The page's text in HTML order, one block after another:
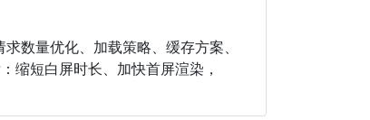
数量优化、加载策略、缓存方案、
缩短白屏时长、加快首屏渲染，